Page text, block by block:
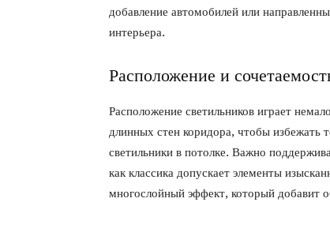
добавление автомобилей или
интерьера.
Расположение и
Расположение светильников играет
длинных стен коридора, чтобы избежать
светильники в потолке. Важно
как классика допускает элементы
многослойный эффект, который добавит